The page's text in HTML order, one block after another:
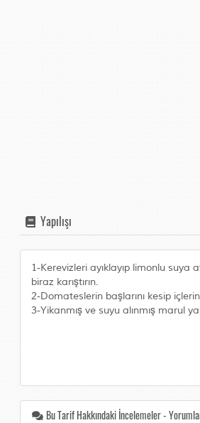
Yapılışı
1-Kerevizleri ayıklayıp limonlu
biraz karıştırın.
2-Domateslerin başlarını kesip
3-Yikanmış ve suyu alınmış marul
Bu Tarif Hakkındaki İncelemeler -